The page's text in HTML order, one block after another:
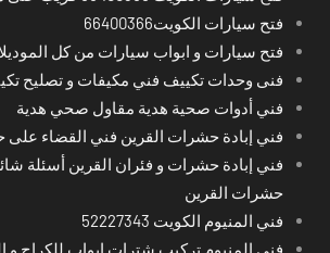
فتح سيارات الكويت66400366
فتح سيارات و ابواب سيارات من كل
فنى وحدات تكييف فني مكيفات و تصليح
فني أدوات صحية هدية مقاول صحي هدية
فني إبادة حشرات القرين فني القضاء على
فني إبادة حشرات و فئران القرين أسئلة
حشرات القرين
فني المنيوم الكويت 52227343
فني المنيوم تركيب شترات ابواب للكراج و